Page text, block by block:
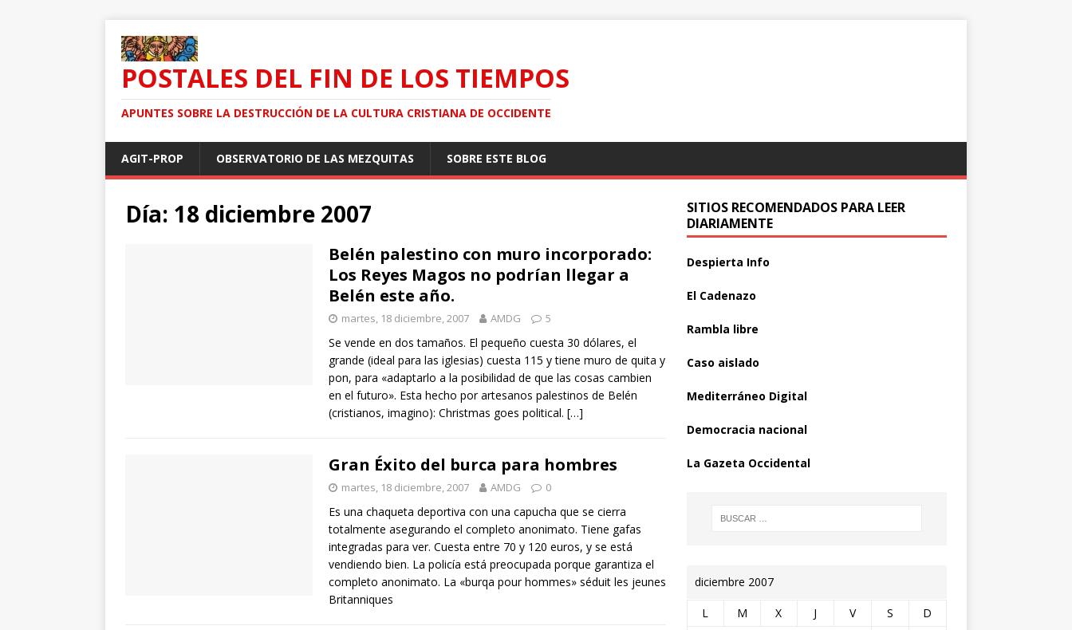
POSTALES DEL FIN DE LOS TIEMPOS
APUNTES SOBRE LA DESTRUCCIÓN DE LA CULTURA CRISTIANA DE OCCIDENTE
AGIT-PROP OBSERVATORIO DE LAS MEZQUITAS SOBRE ESTE BLOG
Día: 18 diciembre 2007
Belén palestino con muro incorporado:
Los Reyes Magos no podrían llegar a
Belén este año.
martes, 18 diciembre, 2007 AMDG 5
Se vende en dos tamaños. El pequeño cuesta 30 dólares, el
grande (ideal para las iglesias) cuesta 115 y tiene muro de quita y
pon, para «adaptarlo a la posibilidad de que las cosas cambien
en el futuro». Esta hecho por artesanos palestinos de Belén
(cristianos, imagino): Christmas goes political. […]
Gran Éxito del burca para hombres
martes, 18 diciembre, 2007 AMDG 0
Es una chaqueta deportiva con una capucha que se cierra
totalmente asegurando el completo anonimato. Tiene gafas
integradas para ver. Cuesta entre 70 y 120 euros, y se está
vendiendo bien. La policí­a está preocupada porque garantiza el
completo anonimato. La «burqa pour hommes» séduit les jeunes
Britanniques
SITIOS RECOMENDADOS PARA LEER
DIARIAMENTE
Despierta Info
El Cadenazo
Rambla libre
Caso aislado
Mediterráneo Digital
Democracia nacional
La Gazeta Occidental
diciembre 2007
L M X J V S D